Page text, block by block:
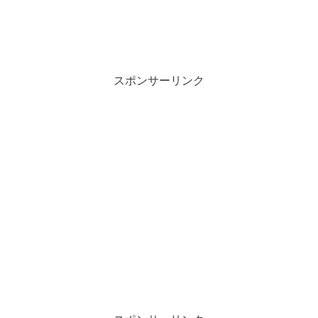
スポンサーリンク